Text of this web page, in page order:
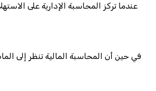
عندما تركز المحاسبة الإدارية على
في حين أن المحاسبة المالية تنظر إلى